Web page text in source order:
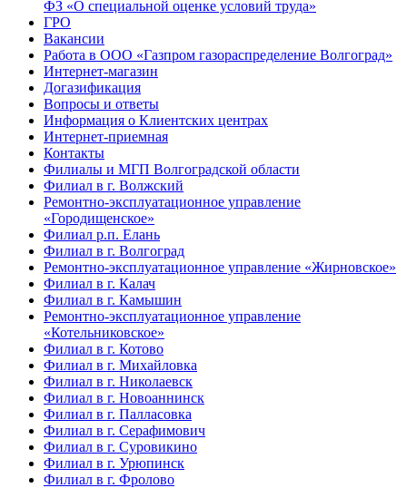
ФЗ «О специальной оценке условий труда»
ГРО
Вакансии
Работа в ООО «Газпром газораспределение Волгоград»
Интернет-магазин
Догазификация
Вопросы и ответы
Информация о Клиентских центрах
Интернет-приемная
Контакты
Филиалы и МГП Волгоградской области
Филиал в г. Волжский
Ремонтно-эксплуатационное управление
«Городищенское»
Филиал р.п. Елань
Филиал в г. Волгоград
Ремонтно-эксплуатационное управление «Жирновское»
Филиал в г. Калач
Филиал в г. Камышин
Ремонтно-эксплуатационное управление
«Котельниковское»
Филиал в г. Котово
Филиал в г. Михайловка
Филиал в г. Николаевск
Филиал в г. Новоаннинск
Филиал в г. Палласовка
Филиал в г. Серафимович
Филиал в г. Суровикино
Филиал в г. Урюпинск
Филиал в г. Фролово